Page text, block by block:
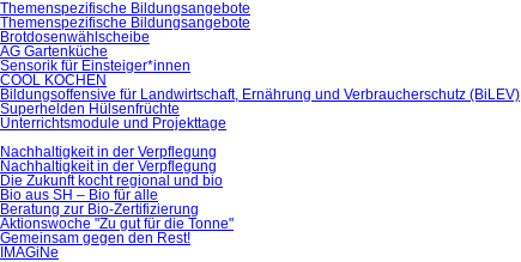
Themenspezifische Bildungsangebote
Themenspezifische Bildungsangebote
Brotdosenwählscheibe
AG Gartenküche
Sensorik für Einsteiger*innen
COOL KOCHEN
Bildungsoffensive für Landwirtschaft, Ernährung und Verbraucherschutz (BiLEV)
Superhelden Hülsenfrüchte
Unterrichtsmodule und Projekttage
Nachhaltigkeit in der Verpflegung
Nachhaltigkeit in der Verpflegung
Die Zukunft kocht regional und bio
Bio aus SH – Bio für alle
Beratung zur Bio-Zertifizierung
Aktionswoche "Zu gut für die Tonne"
Gemeinsam gegen den Rest!
IMAGiNe